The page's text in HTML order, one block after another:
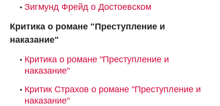
Зигмунд Фрейд о Достоевском
Критика о романе "Преступление и
наказание"
Критика о романе "Преступление и
наказание"
Критик Страхов о романе "Преступление и
наказание"